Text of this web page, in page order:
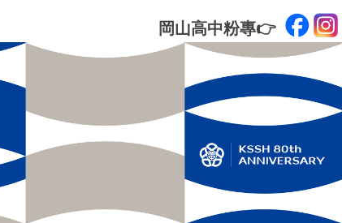
岡山高中粉專👉